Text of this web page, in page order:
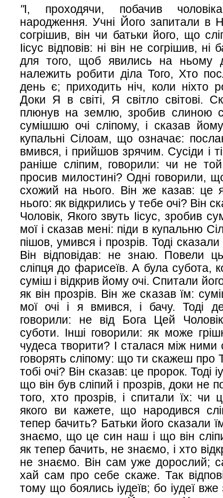
"І, проходячи, побачив
народження. Учні Його запитали в
согрішив, він чи батьки його, що
Іісус відповів: ні він не согрішив, ні
для того, щоб явились на ньому
належить робити діла Того, Хто
день є; приходить ніч, коли ніхто
Доки Я в світі, Я світло світові.
плюнув на землю, зробив слиною
сумішшю очі сліпому, і сказав
купальні Сілоам, що означає:
вмився, і прийшов зрячим. Сусіди і
раніше сліпим, говорили: чи не
просив милостині? Одні говорили,
схожий на нього. Він же казав: це
нього: як відкрились у тебе очі? Він
Чоловік, Якого звуть Іісус, зробив
мої і сказав мені: піди в купальню
пішов, умився і прозрів. Тоді
Він відповідав: не знаю. Повели
сліпця до фарисеїв. А була субота,
суміш і відкрив йому очі. Спитали
як він прозрів. Він же сказав їм:
мої очі і я вмився, і бачу. Тоді
говорили: не від Бога Цей
суботи. Інші говорили: як може
чудеса творити? І сталася між ними
говорять сліпому: що ти скажеш про
тобі очі? Він сказав: це пророк. Тоді
що він був сліпий і прозрів, доки не
того, хто прозрів, і спитали їх:
якого ви кажете, що народився
тепер бачить? Батьки його сказали
знаємо, що це син наш і що він
як тепер бачить, не знаємо, і хто
не знаємо. Він сам уже дорослий;
хай сам про себе скаже. Так
тому що боялись іудеїв; бо іудеї